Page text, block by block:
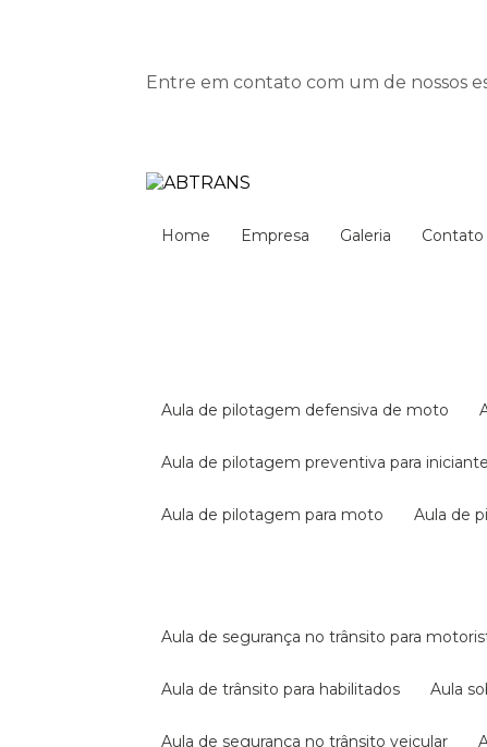
Entre em contato com um de nossos
Home Empresa Galeria Contato
aula de pilotagem defensiva de moto
aula de pilotagem preventiva para
aula de pilotagem para moto aula de
aula de segurança no trânsito para
aula de trânsito para habilitados aula
aula de segurança no trânsito veicular